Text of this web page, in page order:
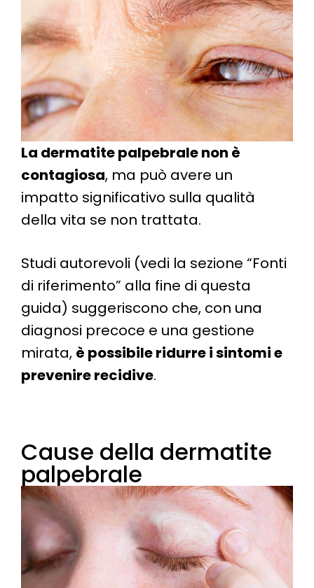
La dermatite palpebrale non è
contagiosa, ma può avere un
impatto significativo sulla qualità
della vita se non trattata.
Studi autorevoli (vedi la sezione “Fonti
di riferimento” alla fine di questa
guida) suggeriscono che, con una
diagnosi precoce e una gestione
mirata, è possibile ridurre i sintomi e
prevenire recidive.
Cause della dermatite
palpebrale